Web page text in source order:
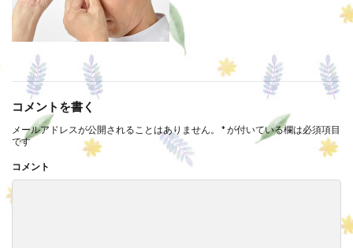
コメントを書く
メールアドレスが公開されることはありません。 *が付いている欄は必須項目
です
コメント